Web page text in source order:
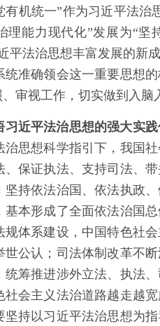
有机统一”作为习近平法治
理能力现代化”发展为“坚
平法治思想丰富发展的新
统准确领会这一重要思想
审视工作，切实做到入脑
习近平法治思想的强大实践
治思想科学指引下，我国
、保证执法、支持司法、
持依法治国、依法执政
基本形成了全面依法治国
规体系建设，中国特色社
世公认；司法体制改革不
统筹推进涉外立法、执法
社会主义法治道路越走越
坚持以习近平法治思想为